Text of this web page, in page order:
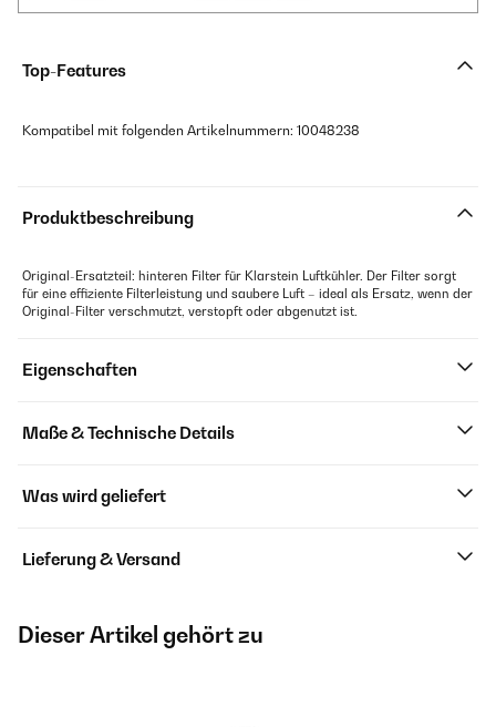
Top-Features
Kompatibel mit folgenden Artikelnummern: 10048238
Produktbeschreibung
Original-Ersatzteil: hinteren Filter für Klarstein Luftkühler. Der Filter sorgt
für eine effiziente Filterleistung und saubere Luft – ideal als Ersatz, wenn der
Original-Filter verschmutzt, verstopft oder abgenutzt ist.
Eigenschaften
Maße & Technische Details
Was wird geliefert
Lieferung & Versand
Dieser Artikel gehört zu